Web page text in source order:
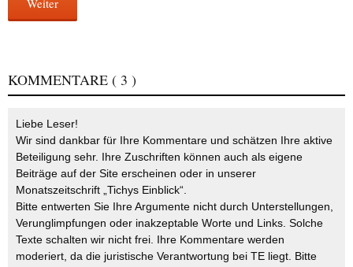
KOMMENTARE ( 3 )
Liebe Leser!
Wir sind dankbar für Ihre Kommentare und schätzen Ihre aktive
Beteiligung sehr. Ihre Zuschriften können auch als eigene
Beiträge auf der Site erscheinen oder in unserer
Monatszeitschrift „Tichys Einblick“.
Bitte entwerten Sie Ihre Argumente nicht durch Unterstellungen,
Verunglimpfungen oder inakzeptable Worte und Links. Solche
Texte schalten wir nicht frei. Ihre Kommentare werden
moderiert, da die juristische Verantwortung bei TE liegt. Bitte